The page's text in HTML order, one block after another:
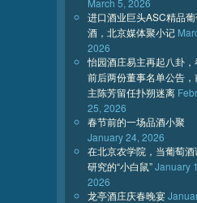
March 5, 2026
进口酒业巨头ASC精品
酒，北京媒体聚小记
2026
怡园酒庄易主再起八卦，
前后两份董事名单公告，
主陈芳留任扑朔迷离
25, 2026
春节前的一场品酒小聚
January 24, 2026
在北京农学院，当葡萄酒
研究的“小白鼠”January
2026
龙亭酒庄庆春晚宴